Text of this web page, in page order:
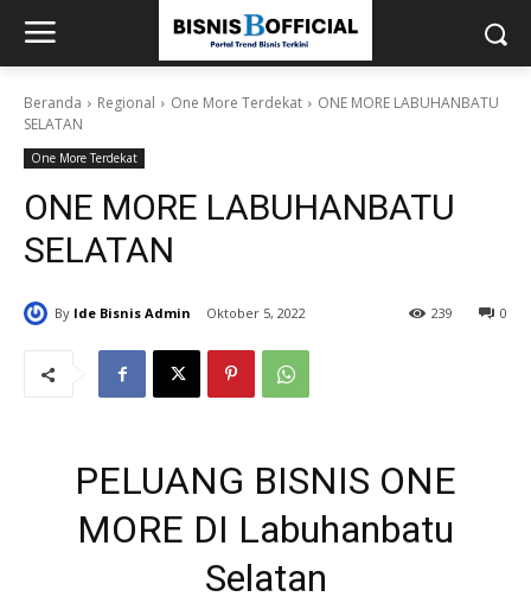
Beranda Regional One More Terdekat
ONE MORE LABUHANBATU
SELATAN
One More Terdekat
ONE MORE LABUHANBATU
SELATAN
By Ide Bisnis Admin Oktober 5, 2022 0
239
PELUANG BISNIS ONE
MORE DI Labuhanbatu
Selatan